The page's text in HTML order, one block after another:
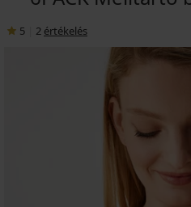
5 2 értékelés